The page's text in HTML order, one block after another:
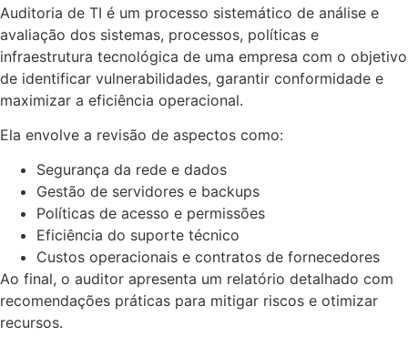
Auditoria de TI é um processo sistemático de análise e
avaliação dos sistemas, processos, políticas e
infraestrutura tecnológica de uma empresa com o objetivo
de identificar vulnerabilidades, garantir conformidade e
maximizar a eficiência operacional.
Ela envolve a revisão de aspectos como:
Segurança da rede e dados
Gestão de servidores e backups
Políticas de acesso e permissões
Eficiência do suporte técnico
Custos operacionais e contratos de fornecedores
Ao final, o auditor apresenta um relatório detalhado com
recomendações práticas para mitigar riscos e otimizar
recursos.